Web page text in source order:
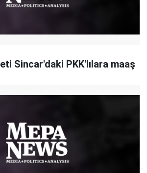
Sincar'daki PKK'lılara maaş